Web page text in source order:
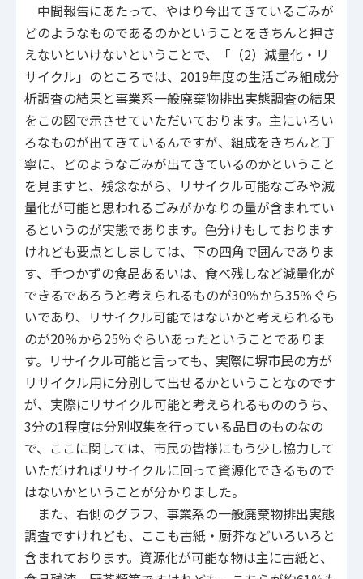
中間報告にあたって、やはり今出てきているごみが
どのようなものであるのかということをきちんと押さ
えないといけないということで、「（2）減量化・リ
サイクル」のところでは、2019年度の生活ごみ組成分
析調査の結果と事業系一般廃棄物排出実態調査の結果
をこの図で示させていただいております。主にいろい
ろなものが出てきているんですが、組成をきちんと丁
寧に、どのようなごみが出てきているのかということ
を見ますと、残念ながら、リサイクル可能なごみや減
量化が可能と思われるごみがかなりの量が含まれてい
るというのが実態であります。色分けもしております
けれども要点としましては、下の四角で囲んでありま
す、手つかずの食品あるいは、食べ残しなど減量化が
できるであろうと考えられるものが30％から35％ぐら
いであり、リサイクル可能ではないかと考えられるも
のが20％から25％ぐらいあったということでありま
す。リサイクル可能と言っても、実際に堺市民の方が
リサイクル用に分別して出せるかということなのです
が、実際にリサイクル可能と考えられるもののうち、
3分の1程度は分別収集を行っている品目のものなの
で、ここに関しては、市民の皆様にもう少し協力して
いただければリサイクルに回って資源化できるもので
はないかということが分かりました。
また、右側のグラフ、事業系の一般廃棄物排出実態
調査ですけれども、ここも古紙・厨芥などいろいろと
含まれております。資源化が可能な物は主に古紙と、